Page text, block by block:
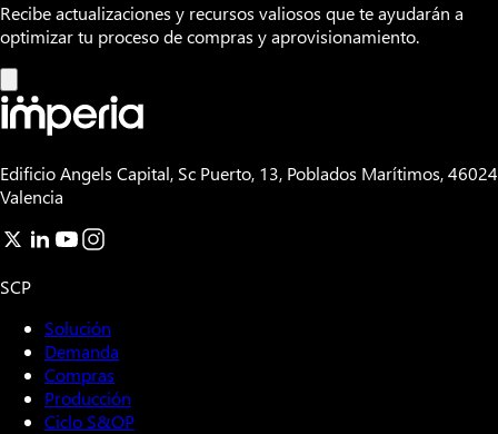
Recibe actualizaciones y recursos valiosos que te ayudarán a
optimizar tu proceso de compras y aprovisionamiento.
Edificio Angels Capital, Sc Puerto, 13, Poblados Marítimos, 46024
Valencia
SCP
Solución
Demanda
Compras
Producción
Ciclo S&OP